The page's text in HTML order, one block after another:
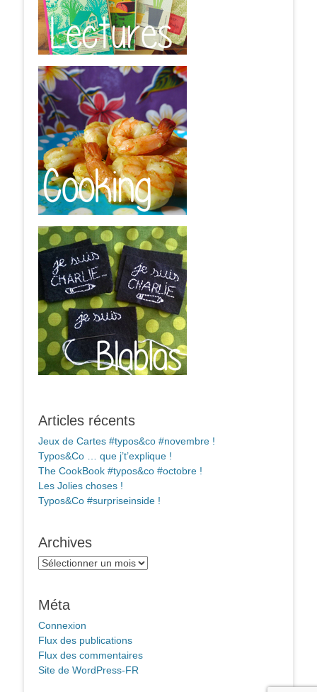
Articles récents
Jeux de Cartes #typos&co #novembre !
Typos&Co … que j’t’explique !
The CookBook #typos&co #octobre !
Les Jolies choses !
Typos&Co #surpriseinside !
Archives
Archives
Méta
Connexion
Flux des publications
Flux des commentaires
Site de WordPress-FR